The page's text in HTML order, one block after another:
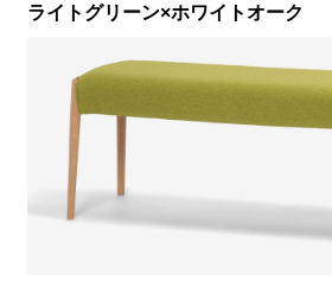
ライトグリーン×ホワイトオーク